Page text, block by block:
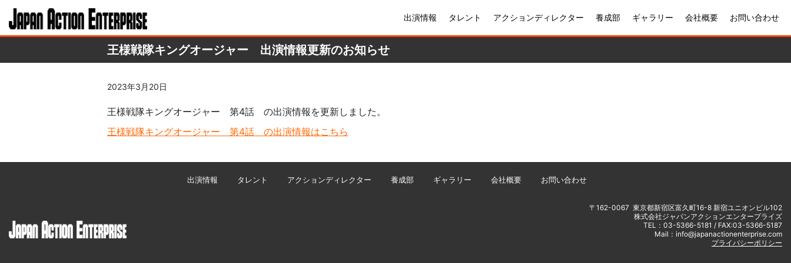
出演情報 タレント アクションディレクター 養成部 ギャラリー 会社概要 お問い合わせ
王様戦隊キングオージャー 出演情報更新のお知らせ
2023年3月20日
王様戦隊キングオージャー 第4話 の出演情報を更新しました。
王様戦隊キングオージャー 第4話 の出演情報はこちら
出演情報 タレント アクションディレクター 養成部 ギャラリー 会社概要 お問い合わせ
〒162-0067 東京都新宿区富久町16-8 新宿ユニオンビル102
株式会社ジャパンアクションエンタープライズ
TEL：03-5366-5181 / FAX:03-5366-5187
Mail：info@japanactionenterprise.com
プライバシーポリシー